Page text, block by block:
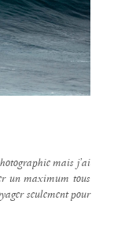
mais j’ai
un maximum tous
seulement pour